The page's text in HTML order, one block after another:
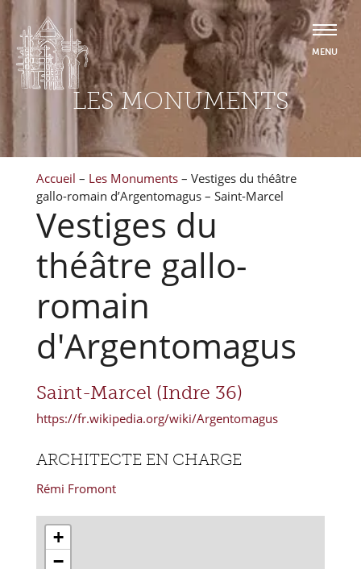
LES MONUMENTS
Accueil – Les Monuments – Vestiges du théâtre
gallo-romain d’Argentomagus – Saint-Marcel
Vestiges du
théâtre gallo-
romain
d'Argentomagus
Saint-Marcel (Indre 36)
https://fr.wikipedia.org/wiki/Argentomagus
ARCHITECTE EN CHARGE
Rémi Fromont
+
−